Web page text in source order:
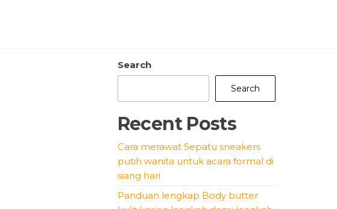
Search
Search
Recent Posts
Cara merawat Sepatu sneakers
putih wanita untuk acara formal di
siang hari
Panduan lengkap Body butter